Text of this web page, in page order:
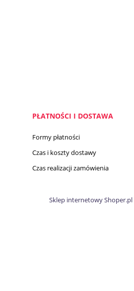
PŁATNOŚCI I DOSTAWA
Formy płatności
Czas i koszty dostawy
Czas realizacji zamówienia
Sklep internetowy Shoper.pl